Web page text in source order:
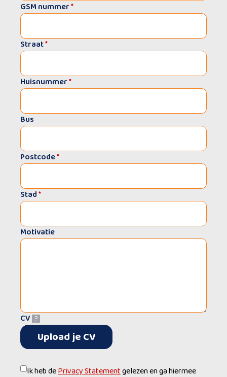
GSM nummer*
Straat*
Huisnummer*
Bus
Postcode*
Stad*
Motivatie
CV ?
Upload je CV
Ik heb dePrivacy Statementgelezen en ga hiermee